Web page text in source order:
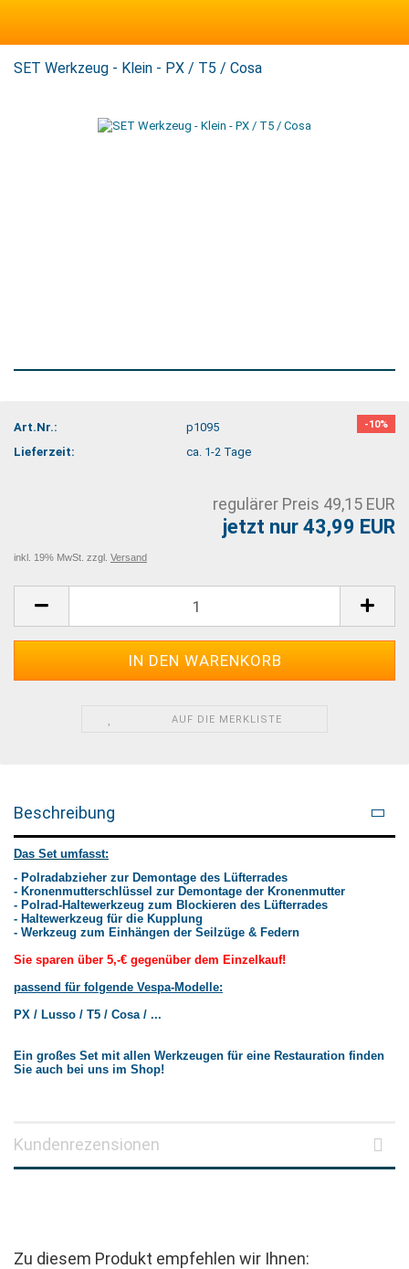
SET Werkzeug - Klein - PX / T5 / Cosa
-10%
Art.Nr.:
p1095
Lieferzeit:
ca. 1-2 Tage
regulärer Preis 49,15 EUR
jetzt nur 43,99 EUR
inkl. 19% MwSt. zzgl. Versand
AUF DIE MERKLISTE
Beschreibung
Das Set umfasst:
- Polradabzieher zur Demontage des Lüfterrades
- Kronenmutterschlüssel zur Demontage der Kronenmutter
- Polrad-Haltewerkzeug zum Blockieren des Lüfterrades
- Haltewerkzeug für die Kupplung
- Werkzeug zum Einhängen der Seilzüge & Federn
Sie sparen über 5,-€ gegenüber dem Einzelkauf!
passend für folgende Vespa-Modelle:
PX / Lusso / T5 / Cosa / ...
Ein großes Set mit allen Werkzeugen für eine Restauration finden
Sie auch bei uns im Shop!
Kundenrezensionen
Zu diesem Produkt empfehlen wir Ihnen: